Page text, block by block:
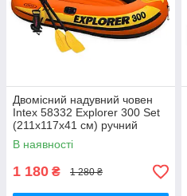
Двомісний надувний човен
Intex 58332 Explorer 300 Set
(211х117х41 см) ручний
насос 0.9л, весла 2 шт
В наявності
1 180 ₴ 1 280 ₴